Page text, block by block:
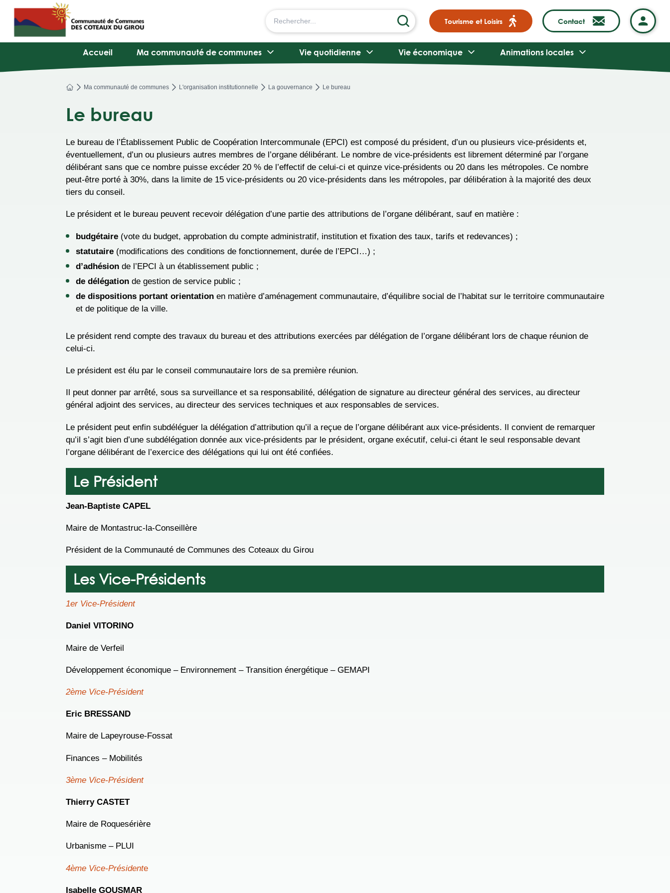
Tourisme et Loisirs Contact
Accueil Ma communauté de communes Vie quotidienne Vie économique Animations locales
Ma communauté de communes L'organisation institutionnelle La gouvernance Le bureau
Le bureau
Le bureau de l’Établissement Public de Coopération Intercommunale (EPCI) est composé du président, d’un ou plusieurs vice-présidents et,
éventuellement, d’un ou plusieurs autres membres de l’organe délibérant. Le nombre de vice-présidents est librement déterminé par l’organe
délibérant sans que ce nombre puisse excéder 20 % de l’effectif de celui-ci et quinze vice-présidents ou 20 dans les métropoles. Ce nombre
peut-être porté à 30%, dans la limite de 15 vice-présidents ou 20 vice-présidents dans les métropoles, par délibération à la majorité des deux
tiers du conseil.
Le président et le bureau peuvent recevoir délégation d’une partie des attributions de l’organe délibérant, sauf en matière :
budgétaire (vote du budget, approbation du compte administratif, institution et fixation des taux, tarifs et redevances) ;
statutaire (modifications des conditions de fonctionnement, durée de l’EPCI…) ;
d’adhésion de l’EPCI à un établissement public ;
de délégation de gestion de service public ;
de dispositions portant orientation en matière d’aménagement communautaire, d’équilibre social de l’habitat sur le territoire communautaire
et de politique de la ville.
Le président rend compte des travaux du bureau et des attributions exercées par délégation de l’organe délibérant lors de chaque réunion de
celui-ci.
Le président est élu par le conseil communautaire lors de sa première réunion.
Il peut donner par arrêté, sous sa surveillance et sa responsabilité, délégation de signature au directeur général des services, au directeur
général adjoint des services, au directeur des services techniques et aux responsables de services.
Le président peut enfin subdéléguer la délégation d’attribution qu’il a reçue de l’organe délibérant aux vice-présidents. Il convient de remarquer
qu’il s’agit bien d’une subdélégation donnée aux vice-présidents par le président, organe exécutif, celui-ci étant le seul responsable devant
l’organe délibérant de l’exercice des délégations qui lui ont été confiées.
Le Président
Jean-Baptiste CAPEL
Maire de Montastruc-la-Conseillère
Président de la Communauté de Communes des Coteaux du Girou
Les Vice-Présidents
1er Vice-Président
Daniel VITORINO
Maire de Verfeil
Développement économique – Environnement – Transition énergétique – GEMAPI
2ème Vice-Président
Eric BRESSAND
Maire de Lapeyrouse-Fossat
Finances – Mobilités
3ème Vice-Président
Thierry CASTET
Maire de Roquesérière
Urbanisme – PLUI
4ème Vice-Présidente
Isabelle GOUSMAR